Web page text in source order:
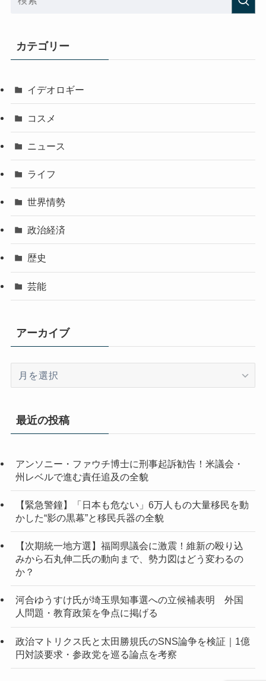
カテゴリー
イデオロギー
コスメ
ニュース
ライフ
世界情勢
政治経済
歴史
芸能
アーカイブ
イ
最近の投稿
アンソニー・ファウチ博士に刑事起訴勧告！米議会・
州レベルで進む責任追及の全貌
【緊急警鐘】「日本も危ない」6万人もの大量移民を動
かした“影の黒幕”と移民兵器の全貌
【次期統一地方選】福岡県議会に激震！維新の殴り込
みから石丸伸二氏の動向まで、勢力図はどう変わるの
か？
河合ゆうすけ氏が埼玉県知事選への立候補表明 外国
人問題・教育政策を争点に掲げる
政治マトリクス氏と太田勝規氏のSNS論争を検証｜1億
円対談要求・参政党を巡る論点を考察